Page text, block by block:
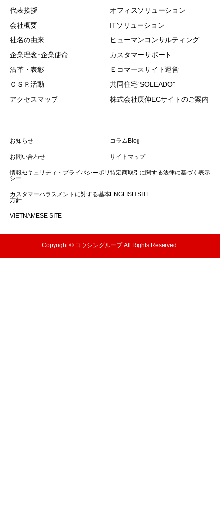
代表挨拶
会社概要
社名の由来
企業理念･企業使命
沿革・表彰
ＣＳＲ活動
アクセスマップ
オフィスソリューション
ITソリューション
ヒューマンコンサルティング
カスタマーサポート
Ｅコマースサイト運営
共同住宅“SOLEADO”
株式会社庚伸ECサイトのご案内
お知らせ コラムBlog
お問い合わせ サイトマップ
情報セキュリティ・プライバシーポリ
シー
特定商取引に関する法律に基づく表示
カスタマーハラスメントに対する基本
方針
ENGLISH SITE
VIETNAMESE SITE
Copyright © コウシングループ All Rights Reserved.